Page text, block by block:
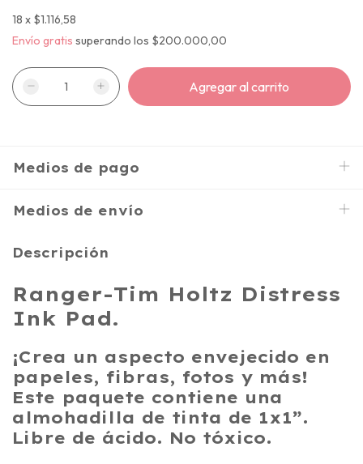
18 x $1.116,58
Envío gratis superando los $200.000,00
Medios de pago
Medios de envío
Descripción
Ranger-Tim Holtz Distress
Ink Pad.
¡Crea un aspecto envejecido en
papeles, fibras, fotos y más!
Este paquete contiene una
almohadilla de tinta de 1x1”.
Libre de ácido. No tóxico.